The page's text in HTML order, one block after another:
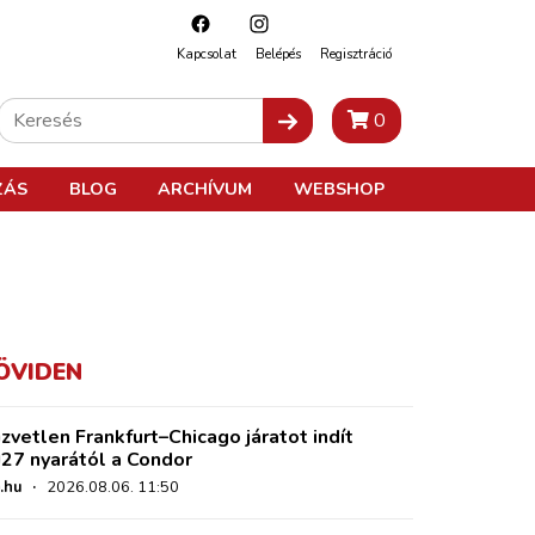
Kapcsolat Belépés Regisztráció
0
BLOG ARCHÍVUM WEBSHOP
Frankfurt–Chicago járatot indít
nyarától a Condor
· 2026.08.06. 11:50